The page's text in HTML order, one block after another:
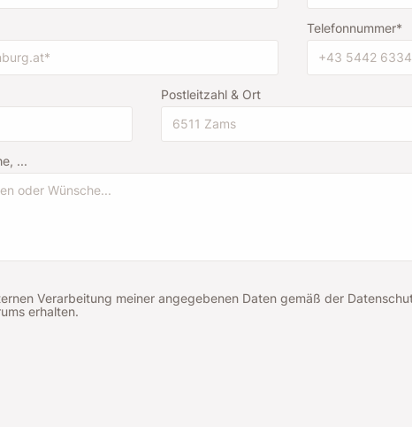
Telefonnummer
Postleitzahl & Ort
...
Verarbeitung meiner angegebenen Daten gemäß der
erhalten.